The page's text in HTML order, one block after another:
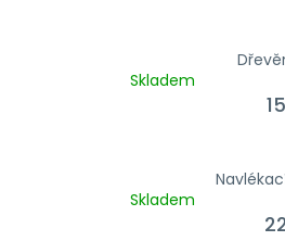
Skladem
Skladem